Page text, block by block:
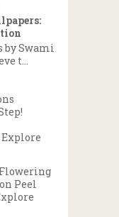
by Swami
t...
Explore
Peel